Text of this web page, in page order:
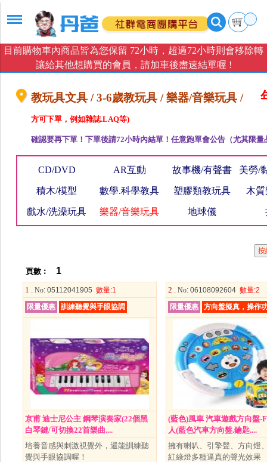
目前購物車內商品皆為您保留 72小時，超過72小時則會移除轉
讓給其他想購買的會員，請加車後盡速結單喔 !
教玩具文具 / 3-6歲教玩具 / 樂器/音樂玩具 /
方可下單，例如雜誌.LAQ等)
確認要再下單！下單後請72小時內結單！任意跑單會公告（尤其限
CD/DVD AR互動 故事機/有聲書 美勞/
積木/模型 數學.科學教具 塑膠類教玩具 木
戲水/洗澡玩具 樂器/音樂玩具 地球儀
頁數︰ 1
1 . No: 05112041905 數量:1
限量優惠
訓練聽覺與手眼協調
京甫 迪士尼公主 鋼琴演奏家(22個黑
白琴鍵/可切換22首樂曲....
培養音感與刺激視覺外，還能訓練聽
覺與手眼協調喔！
2 . No: 06108092604 數量:2
限量優惠
方向盤擬真，操作
(藍色)風車 汽車遊戲方向盤-
人(藍色汽車方向盤.鑰匙....
擁有喇叭、引擎聲、方向燈
紅綠燈多種逼真的聲光效果